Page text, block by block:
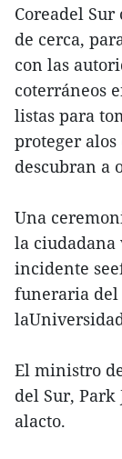
Coreadel
de cerca,
con las
coterráneos
listas para
proteger alos
descubran a
Una
la
incidente
funeraria del
El ministro
del Sur,
alacto.